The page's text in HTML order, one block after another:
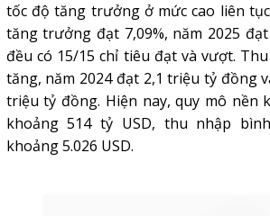
tốc độ tăng trưởng ở mức cao liên
tăng trưởng đạt 7,09%, năm 2025 đạt
đều có 15/15 chỉ tiêu đạt và vượt.
tăng, năm 2024 đạt 2,1 triệu tỷ đồng
triệu tỷ đồng. Hiện nay, quy mô nền
khoảng 514 tỷ USD, thu nhập
khoảng 5.026 USD.